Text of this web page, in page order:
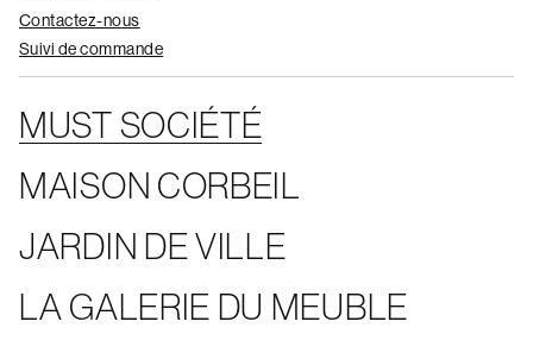
Contactez-nous
Suivi de commande
MUST SOCIÉTÉ
MAISON CORBEIL
JARDIN DE VILLE
LA GALERIE DU MEUBLE